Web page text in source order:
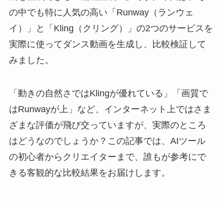
の中でも特に人気の高い「Runway（ランウェ
イ）」と「Kling（クリング）」の2つのサービスを
実際に使ってダンス動画を生成し、比較検証して
みました。
「動きの自然さではKlingが優れている」「画質で
はRunwayが上」など、インターネット上ではさま
ざまな評価が飛び交っていますが、実際のところ
はどうなのでしょうか？この記事では、AIツール
の初心者からクリエイターまで、誰もが参考にで
きる客観的な比較結果をお届けします。